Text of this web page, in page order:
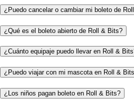
¿Puedo cancelar o cambiar mi boleto de
¿Qué es el boleto abierto de Roll & Bits?
¿Cuánto equipaje puedo llevar en Roll &
¿Puedo viajar con mi mascota en Roll &
¿Los niños pagan boleto en Roll & Bits?